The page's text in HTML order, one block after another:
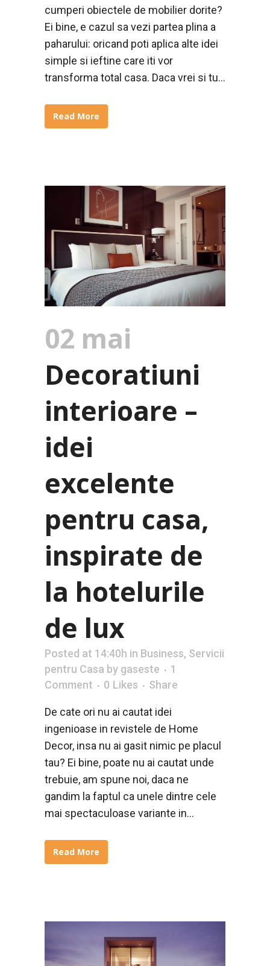
cumperi obiectele de mobilier dorite?
Ei bine, e cazul sa vezi partea plina a
paharului: oricand poti aplica alte idei
simple si ieftine care iti vor
transforma total casa. Daca vrei si tu...
Read More
02 mai
Decoratiuni
interioare –
idei
excelente
pentru casa,
inspirate de
la hotelurile
de lux
Posted at 14:40h in Business, Servicii
pentru Casa by gaseste
1
Comment
0 Likes Share
De cate ori nu ai cautat idei
ingenioase in revistele de Home
Decor, insa nu ai gasit nimic pe placul
tau? Ei bine, poate nu ai cautat unde
trebuie, am spune noi, daca ne
gandim la faptul ca unele dintre cele
mai spectaculoase variante in...
Read More